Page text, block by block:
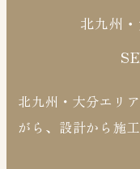
北九州
北九州・大分エリ
がら、設計から施